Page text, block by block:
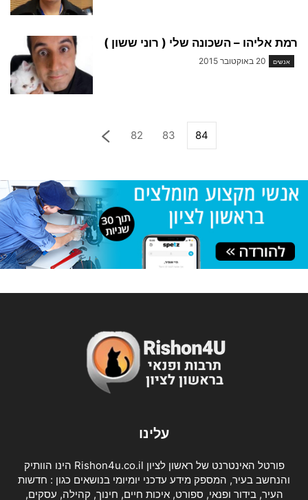
רמת אליהו – השכונה שלי ( רוני ששון )
אנשים 20 באוקטובר 2015
82 83 84
עלינו
פורטל האינטרנט של ראשון לציון Rishon4u.co.il הינו הוותיק
והנחשב בעיר, המספק מידע עדכני יומיומי בנושאים כגון : חדשות
העיר, בידור ופנאי, ספורט, איכות חיים, חינוך, קהילה, עסקים,